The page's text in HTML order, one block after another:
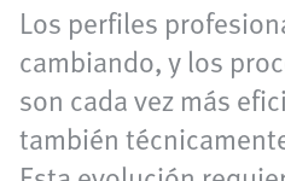
Los perfiles
cambiando, y los
son cada vez más
también